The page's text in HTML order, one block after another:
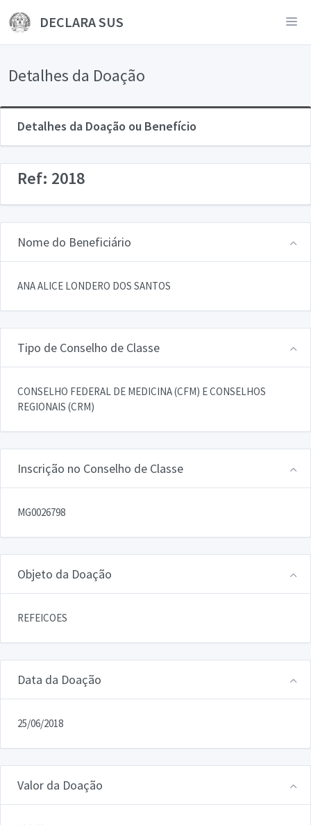
DECLARA SUS
Detalhes da Doação
Detalhes da Doação ou Benefício
Ref: 2018
Nome do Beneficiário
ANA ALICE LONDERO DOS SANTOS
Tipo de Conselho de Classe
CONSELHO FEDERAL DE MEDICINA (CFM) E CONSELHOS
REGIONAIS (CRM)
Inscrição no Conselho de Classe
MG0026798
Objeto da Doação
REFEICOES
Data da Doação
25/06/2018
Valor da Doação